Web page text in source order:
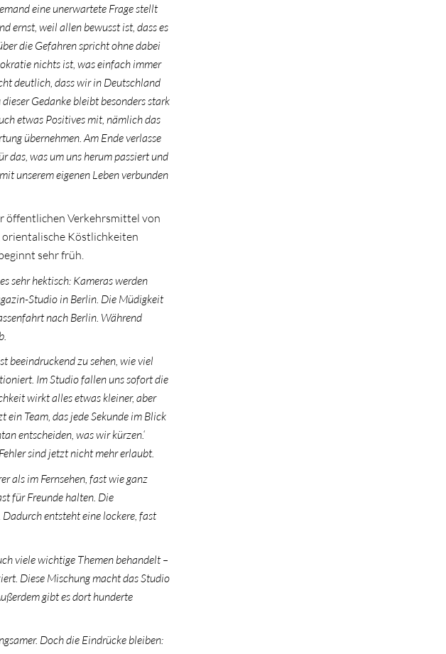
eine unerwartete Frage stellt
ernst, weil allen bewusst ist, dass es
die Gefahren spricht ohne dabei
nichts ist, was einfach immer
deutlich, dass wir in Deutschland
Gedanke bleibt besonders stark
etwas Positives mit, nämlich das
übernehmen. Am Ende verlasse
das, was um uns herum passiert und
unserem eigenen Leben verbunden
öffentlichen Verkehrsmittel von
Köstlichkeiten
sehr früh.
sehr hektisch: Kameras werden
Studio in Berlin. Die Müdigkeit
nach Berlin. Während
beeindruckend zu sehen, wie viel
Im Studio fallen uns sofort die
wirkt alles etwas kleiner, aber
Team, das jede Sekunde im Blick
entscheiden, was wir kürzen.‘
sind jetzt nicht mehr erlaubt.
als im Fernsehen, fast wie ganz
für Freunde halten. Die
entsteht eine lockere, fast
viele wichtige Themen behandelt –
Diese Mischung macht das Studio
gibt es dort hunderte
Doch die Eindrücke bleiben: